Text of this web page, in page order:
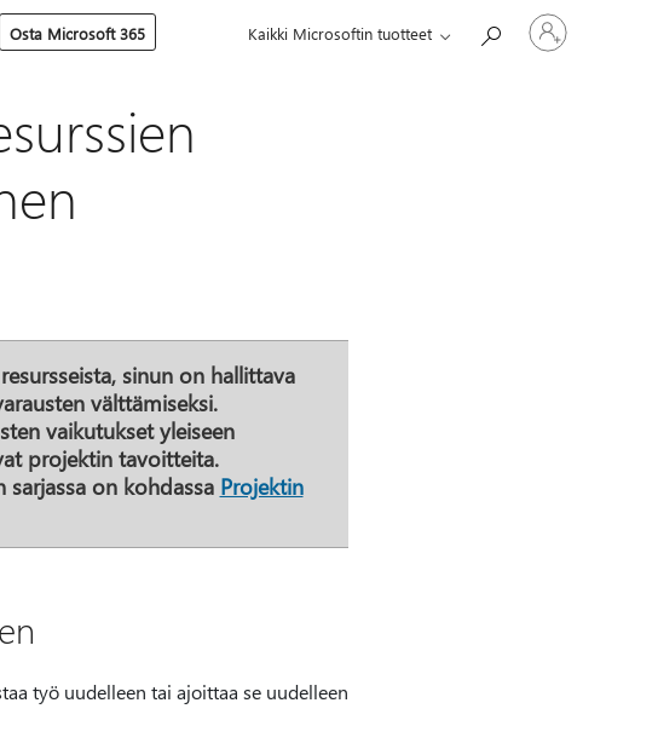
Osta Microsoft 365 Kaikki Microsoftin tuotteet
Kirjaudu
sisään
tilille
sinun on hallittava
välttämiseksi.
vaikutukset yleiseen
projektin tavoitteita.
on kohdassa Projektin
työ uudelleen tai ajoittaa se uudelleen